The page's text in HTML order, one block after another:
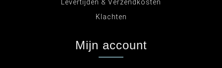
Levertijden & Verzendkosten
Klachten
Mijn account